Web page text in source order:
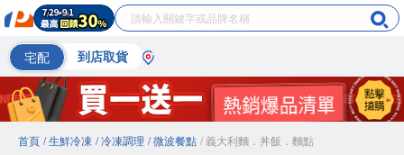
宅配 到店取貨
首頁 / 生鮮冷凍 / 冷凍調理 / 微波餐點 / 義大利麵．丼飯．麵點